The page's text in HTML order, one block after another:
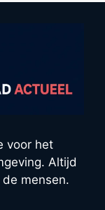
voor het
Altijd
mensen.